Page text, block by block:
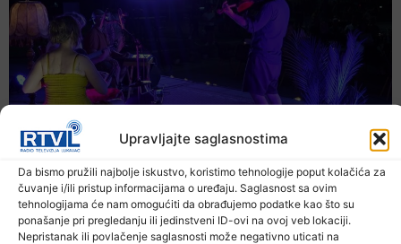
Upravljajte saglasnostima
Da bismo pružili najbolje iskustvo, koristimo tehnologije poput kolačića za
čuvanje i/ili pristup informacijama o uređaju. Saglasnost sa ovim
tehnologijama će nam omogućiti da obrađujemo podatke kao što su
ponašanje pri pregledanju ili jedinstveni ID-ovi na ovoj veb lokaciji.
Nepristanak ili povlačenje saglasnosti može negativno uticati na